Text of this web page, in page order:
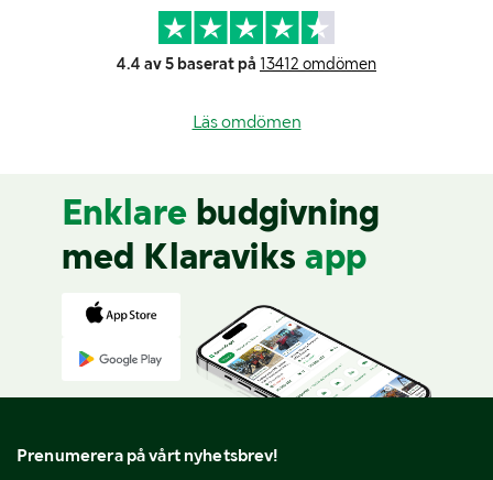
4.4 av 5 baserat på 13412 omdömen
Läs omdömen
Enklare budgivning
med Klaraviks app
Prenumerera på vårt nyhetsbrev!